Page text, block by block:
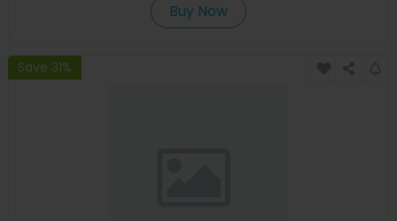
Buy Now
Save 31%